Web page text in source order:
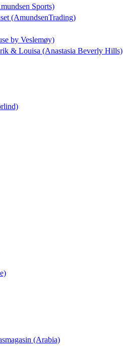
Sports)
(AmundsenTrading)
by Veslemøy)
& Louisa (Anastasia Beverly Hills)
(Arabia)